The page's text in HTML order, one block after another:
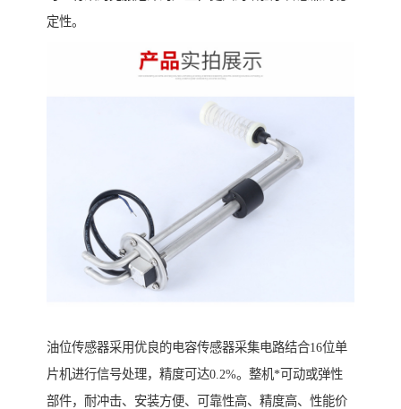
定性。
油位传感器采用优良的电容传感器采集电路结合16位单
片机进行信号处理，精度可达0.2%。整机*可动或弹性
部件，耐冲击、安装方便、可靠性高、精度高、性能价